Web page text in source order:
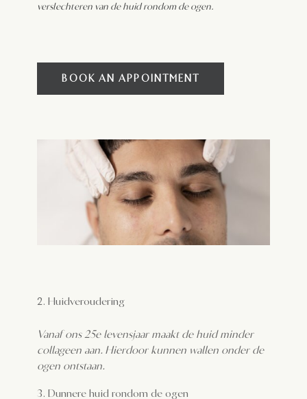
verslechteren van de huid rondom de ogen.
BOOK AN APPOINTMENT
Huidveroudering
Vanaf ons 25e levensjaar maakt de huid minder
collageen aan. Hierdoor kunnen wallen onder de
ogen ontstaan.
Dunnere huid rondom de ogen